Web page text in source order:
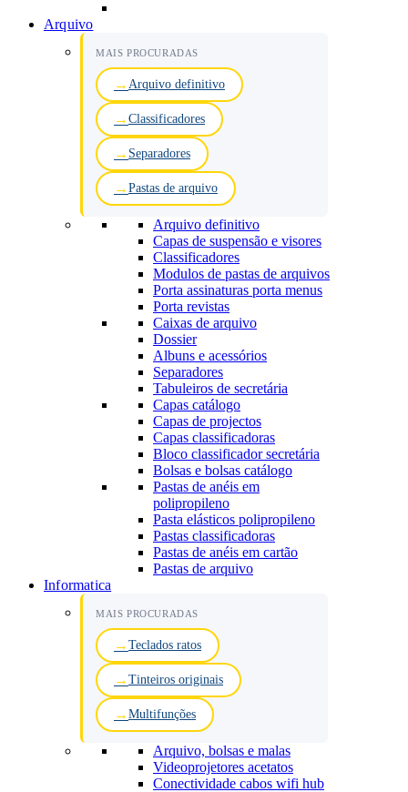
Arquivo
MAIS PROCURADAS
Arquivo definitivo
Classificadores
Separadores
Pastas de arquivo
Arquivo definitivo
Capas de suspensão e visores
Classificadores
Modulos de pastas de arquivos
Porta assinaturas porta menus
Porta revistas
Caixas de arquivo
Dossier
Albuns e acessórios
Separadores
Tabuleiros de secretária
Capas catálogo
Capas de projectos
Capas classificadoras
Bloco classificador secretária
Bolsas e bolsas catálogo
Pastas de anéis em
polipropileno
Pasta elásticos polipropileno
Pastas classificadoras
Pastas de anéis em cartão
Pastas de arquivo
Informatica
MAIS PROCURADAS
Teclados ratos
Tinteiros originais
Multifunções
Arquivo, bolsas e malas
Videoprojetores acetatos
Conectividade cabos wifi hub